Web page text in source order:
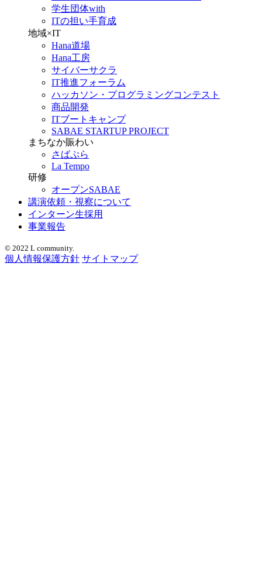
学生団体with
ITの担い手育成
地域×IT
Hana道場
Hana工房
サイバーサクラ
IT推進フォーラム
ハッカソン・プログラミングコンテスト
商品開発
ITブートキャンプ
SABAE STARTUP PROJECT
まちなか賑わい
さばぷら
La Tempo
研修
オープンSABAE
講演依頼・視察について
インターン生採用
事業報告
© 2022 L community.
個人情報保護方針 サイトマップ